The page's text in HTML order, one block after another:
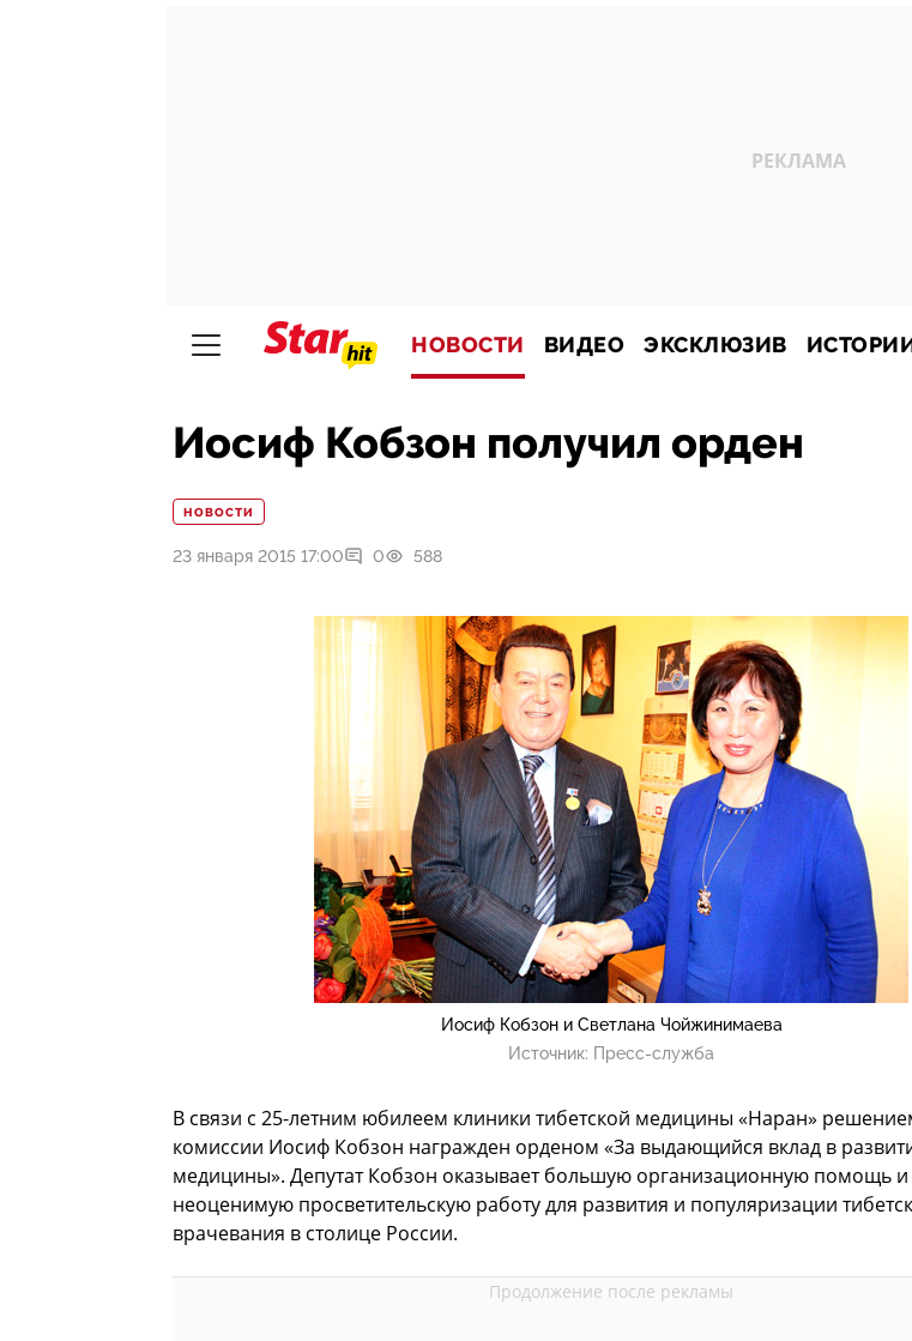
НОВОСТИ ВИДЕО ЭКСКЛЮЗИВ
Иосиф Кобзон получил орден
НОВОСТИ
23 января 2015 17:00 0 588
Иосиф Кобзон и Светлана Чойжинимаева
Источник: Пресс-служба
В связи с 25-летним юбилеем клиники тибетской медицины «Наран»
комиссии Иосиф Кобзон награжден орденом «За выдающийся вклад в
медицины». Депутат Кобзон оказывает большую организационную помощь
неоценимую просветительскую работу для развития и популяризации
врачевания в столице России.